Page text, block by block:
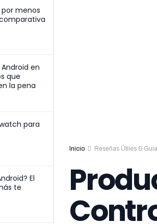
menos
en
que
la pena
para
El
te
Inicio Reseñas Útiles &